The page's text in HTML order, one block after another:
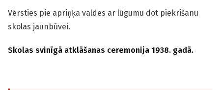
Vērsties pie apriņķa valdes ar lūgumu dot piekrišanu
skolas jaunbūvei.
Skolas svinīgā atklāšanas ceremonija 1938. gadā.